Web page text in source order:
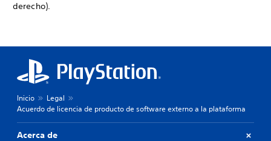
derecho).
Inicio
Legal
Acuerdo de licencia de producto de software externo a la plataforma
Acerca de